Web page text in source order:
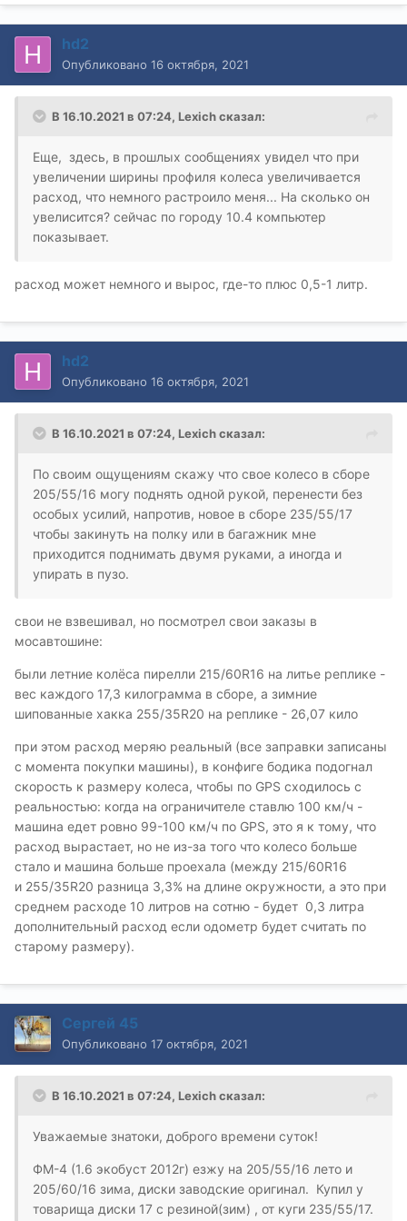
hd2
Опубликовано 16 октября, 2021
В 16.10.2021 в 07:24, Lexichсказал:
Еще, здесь, в прошлых сообщениях увидел что при
увеличении ширины профиля колеса увеличивается
расход, что немного растроило меня... На сколько он
увелисится? сейчас по городу 10.4 компьютер
показывает.
расход может немного и вырос, где-то плюс 0,5-1 литр.
hd2
Опубликовано 16 октября, 2021
В 16.10.2021 в 07:24, Lexichсказал:
По своим ощущениям скажу что свое колесо в сборе
205/55/16 могу поднять одной рукой, перенести без
особых усилий, напротив, новое в сборе 235/55/17
чтобы закинуть на полку или в багажник мне
приходится поднимать двумя руками, а иногда и
упирать в пузо.
свои не взвешивал, но посмотрел свои заказы в
мосавтошине:
были летние колёса пирелли 215/60R16 на литье реплике -
вес каждого 17,3 килограмма в сборе, а зимние
шипованные хакка 255/35R20 на реплике - 26,07 кило
при этом расход меряю реальный (все заправки записаны
с момента покупки машины), в конфиге бодика подогнал
скорость к размеру колеса, чтобы по GPS сходилось с
реальностью: когда на ограничителе ставлю 100 км/ч -
машина едет ровно 99-100 км/ч по GPS, это я к тому, что
расход вырастает, но не из-за того что колесо больше
стало и машина больше проехала (между 215/60R16
и 255/35R20 разница 3,3% на длине окружности, а это при
среднем расходе 10 литров на сотню - будет 0,3 литра
дополнительный расход если одометр будет считать по
старому размеру).
Сергей 45
Опубликовано 17 октября, 2021
В 16.10.2021 в 07:24, Lexichсказал:
Уважаемые знатоки, доброго времени суток!
ФМ-4 (1.6 экобуст 2012г) езжу на 205/55/16 лето и
205/60/16 зима, диски заводские оригинал. Купил у
товарища диски 17 с резиной(зим) , от куги 235/55/17.